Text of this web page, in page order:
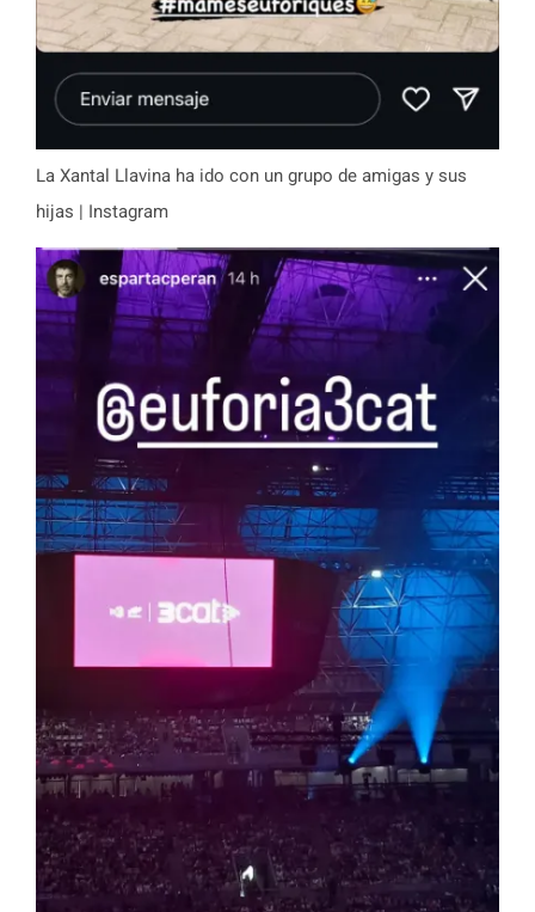
La Xantal Llavina ha ido con un grupo de amigas y sus
hijas | Instagram